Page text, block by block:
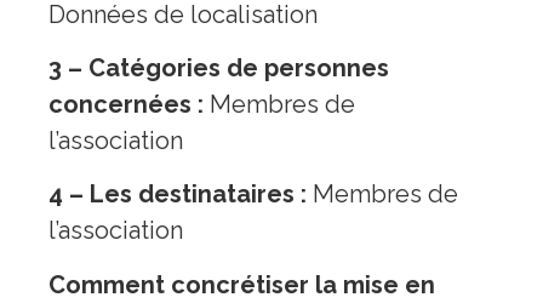
Données de localisation
3 – Catégories de personnes
concernées : Membres de
l’association
4 – Les destinataires : Membres de
l’association
Comment concrétiser la mise en